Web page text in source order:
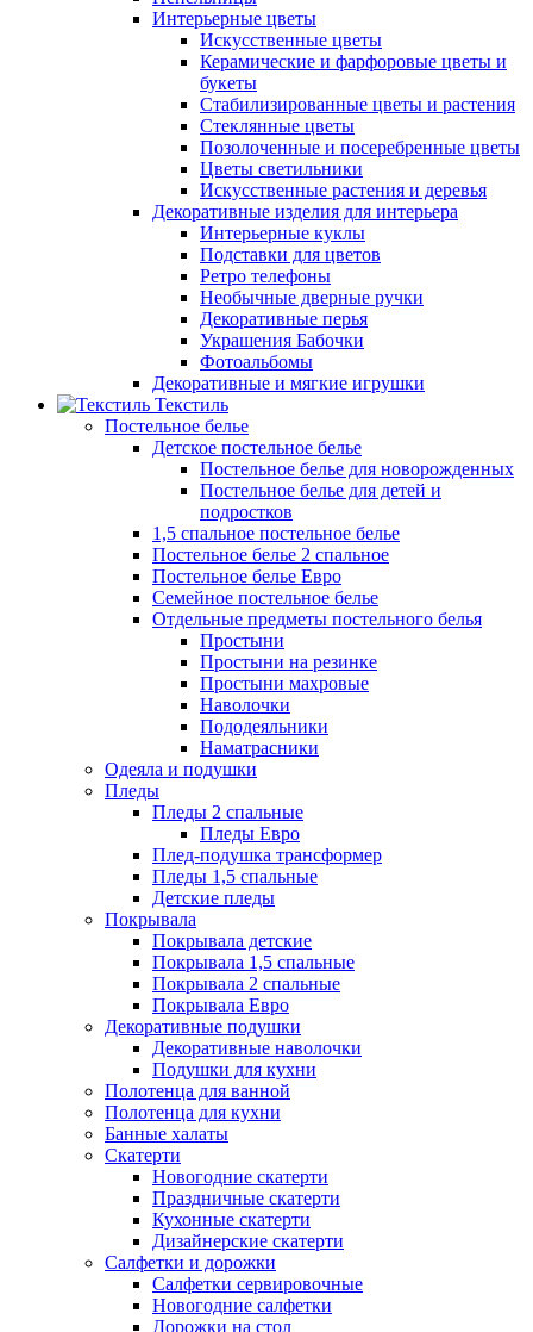
Интерьерные цветы
Искусственные цветы
Керамические и фарфоровые цветы и
букеты
Стабилизированные цветы и растения
Стеклянные цветы
Позолоченные и посеребренные цветы
Цветы светильники
Искусственные растения и деревья
Декоративные изделия для интерьера
Интерьерные куклы
Подставки для цветов
Ретро телефоны
Необычные дверные ручки
Декоративные перья
Украшения Бабочки
Фотоальбомы
Декоративные и мягкие игрушки
Текстиль
Постельное белье
Детское постельное белье
Постельное белье для новорожденных
Постельное белье для детей и
подростков
1,5 спальное постельное белье
Постельное белье 2 спальное
Постельное белье Евро
Семейное постельное белье
Отдельные предметы постельного белья
Простыни
Простыни на резинке
Простыни махровые
Наволочки
Пододеяльники
Наматрасники
Одеяла и подушки
Пледы
Пледы 2 спальные
Пледы Евро
Плед-подушка трансформер
Пледы 1,5 спальные
Детские пледы
Покрывала
Покрывала детские
Покрывала 1,5 спальные
Покрывала 2 спальные
Покрывала Евро
Декоративные подушки
Декоративные наволочки
Подушки для кухни
Полотенца для ванной
Полотенца для кухни
Банные халаты
Скатерти
Новогодние скатерти
Праздничные скатерти
Кухонные скатерти
Дизайнерские скатерти
Салфетки и дорожки
Салфетки сервировочные
Новогодние салфетки
Дорожки на стол